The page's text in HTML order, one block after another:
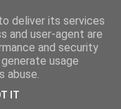
deliver its services
and user-agent are
and security
usage
abuse.
IT